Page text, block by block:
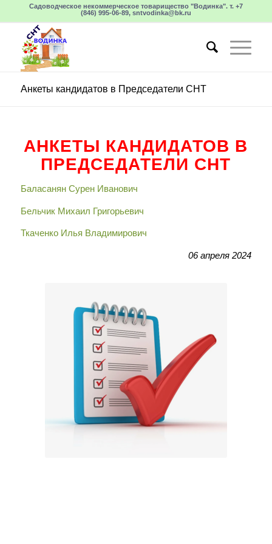
Садоводческое некоммерческое товарищество "Водинка". т. +7
(846) 995-06-89, sntvodinka@bk.ru
Анкеты кандидатов в Председатели СНТ
АНКЕТЫ КАНДИДАТОВ В
ПРЕДСЕДАТЕЛИ СНТ
Баласанян Сурен Иванович
Бельчик Михаил Григорьевич
Ткаченко Илья Владимирович
06 апреля 2024